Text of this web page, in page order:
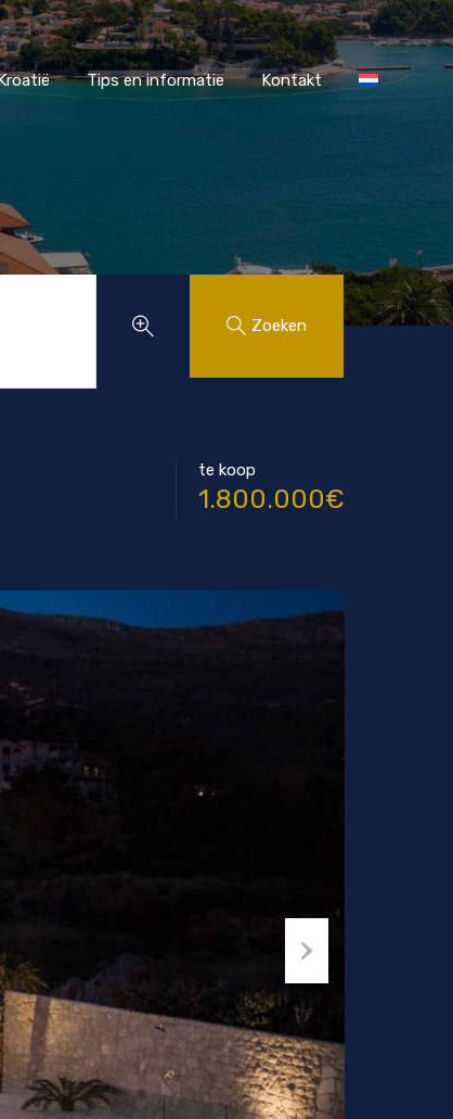
Kroatië Tips en informatie Kontakt
Tips en informatie Kontakt
Zoeken
te koop
1.800.000€